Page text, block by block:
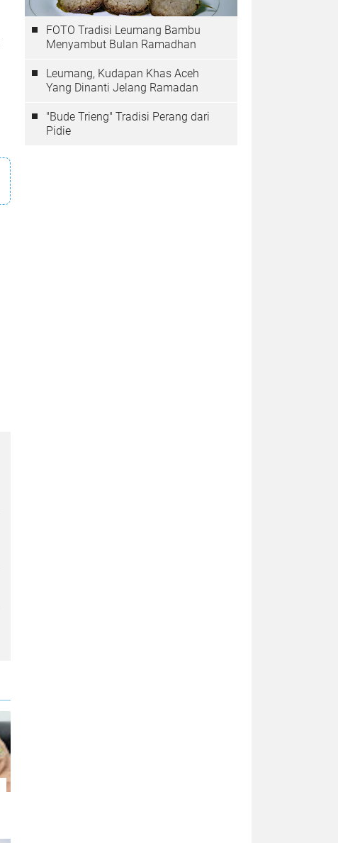
FOTO Tradisi Leumang Bambu
Menyambut Bulan Ramadhan
Leumang, Kudapan Khas Aceh
Yang Dinanti Jelang Ramadan
"Bude Trieng" Tradisi Perang dari
Pidie